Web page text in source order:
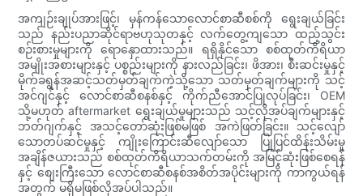
အကျဉ်းချုပ်အားဖြင့်၊ မှန်ကန်သောလောင်စာဆီစစ်ကို ရွေးချယ်ခြင်း
သည် နည်းပညာဆိုင်ရာဗဟုသုတနှင့် လက်တွေ့ကျသော ထည့်သွင်း
စဉ်းစားမှုများကို ရောနှောထားသည်။ ရရှိနိုင်သော စစ်ထုတ်ကိရိယာ
အမျိုးအစားများနှင့် ပစ္စည်းများကို နားလည်ခြင်း၊ ဖိအား၊ စီးဆင်းမှုနှင့်
မိုက်ခရွန်အဆင့်သတ်မှတ်ချက်ကဲ့သို့သော သတ်မှတ်ချက်များကို သင့်
အင်ဂျင်နှင့် လောင်စာဆီစနစ်နှင့် ကိုက်ညီအောင်ပြုလုပ်ခြင်း၊ OEM
သို့မဟုတ် aftermarket ရွေးချယ်မှုများသည် သင့်လိုအပ်ချက်များနှင့်
ဘတ်ဂျက်နှင့် အသင့်တော်ဆုံးဖြစ်မဖြစ် အကဲဖြတ်ခြင်း။ သင့်လျော်
သောတပ်ဆင်မှုနှင့် ကျိုးကြောင်းဆီလျော်သော ပြုပြင်ထိန်းသိမ်းမှု
အချိန်ဇယားသည် စစ်ထုတ်ကိရိယာသက်တမ်းကို အမြင့်ဆုံးဖြစ်စေရန်
နှင့် စျေးကြီးသော လောင်စာဆီစနစ်အစိတ်အပိုင်းများကို ကာကွယ်ရန်
အတွက် မရှိမဖြစ်လိုအပ်ပါသည်။